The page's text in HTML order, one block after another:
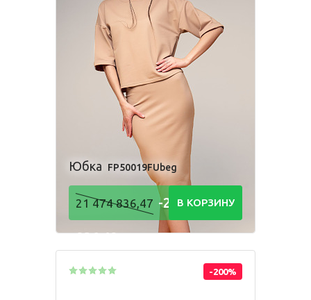
Looklie
Посмотри, как
производится
наша одежда
Комбинезон Костюм Пижама
Рубашка Толстовка
Фартук школьный Шорты
Для мальчиков
Брюки Комбинезон Костюм
Пижама
Рубашка Шорты
Юбка FP50019FUbeg
21 474 836,47 -21 474
836,48Р
В КОРЗИНУ
-200%